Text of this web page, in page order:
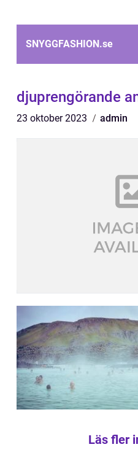
SNYGGFASHION.se
djuprengörande
23 oktober 2023 admin
Läs fler